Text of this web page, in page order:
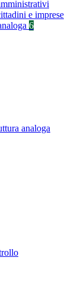
e imprese
6
analoga